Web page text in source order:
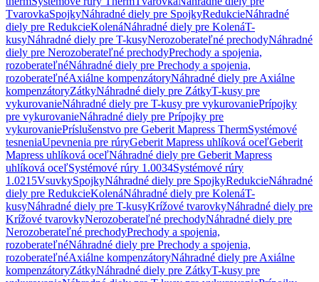
TvarovkaSpojkyNáhradné diely pre SpojkyRedukcieNáhradné
diely pre RedukcieKolenáNáhradné diely pre KolenáT-
kusyNáhradné diely pre T-kusyNerozoberateľné prechodyNáhradné
diely pre Nerozoberateľné prechodyPrechody a spojenia,
rozoberateľnéNáhradné diely pre Prechody a spojenia,
rozoberateľnéAxiálne kompenzátoryNáhradné diely pre Axiálne
kompenzátoryZátkyNáhradné diely pre ZátkyT-kusy pre
vykurovanieNáhradné diely pre T-kusy pre vykurovaniePrípojky
pre vykurovanieNáhradné diely pre Prípojky pre
vykurovaniePríslušenstvo pre Geberit Mapress ThermSystémové
tesneniaUpevnenia pre rúryGeberit Mapress uhlíková oceľGeberit
Mapress uhlíková oceľNáhradné diely pre Geberit Mapress
uhlíková oceľSystémové rúry 1.0034Systémové rúry
1.0215VsuvkySpojkyNáhradné diely pre SpojkyRedukcieNáhradné
diely pre RedukcieKolenáNáhradné diely pre KolenáT-
kusyNáhradné diely pre T-kusyKrížové tvarovkyNáhradné diely pre
Krížové tvarovkyNerozoberateľné prechodyNáhradné diely pre
Nerozoberateľné prechodyPrechody a spojenia,
rozoberateľnéNáhradné diely pre Prechody a spojenia,
rozoberateľnéAxiálne kompenzátoryNáhradné diely pre Axiálne
kompenzátoryZátkyNáhradné diely pre ZátkyT-kusy pre